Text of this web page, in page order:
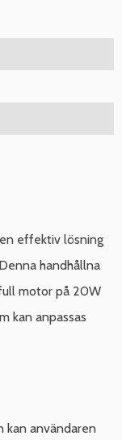
effektiv lösning
handhållna
motor på 20W
kan anpassas
kan användaren